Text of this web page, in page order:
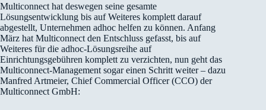
Multiconnect hat deswegen seine gesamte
Lösungsentwicklung bis auf Weiteres komplett darauf
abgestellt, Unternehmen adhoc helfen zu können. Anfang
März hat Multiconnect den Entschluss gefasst, bis auf
Weiteres für die adhoc-Lösungsreihe auf
Einrichtungsgebühren komplett zu verzichten, nun geht das
Multiconnect-Management sogar einen Schritt weiter – dazu
Manfred Artmeier, Chief Commercial Officer (CCO) der
Multiconnect GmbH: